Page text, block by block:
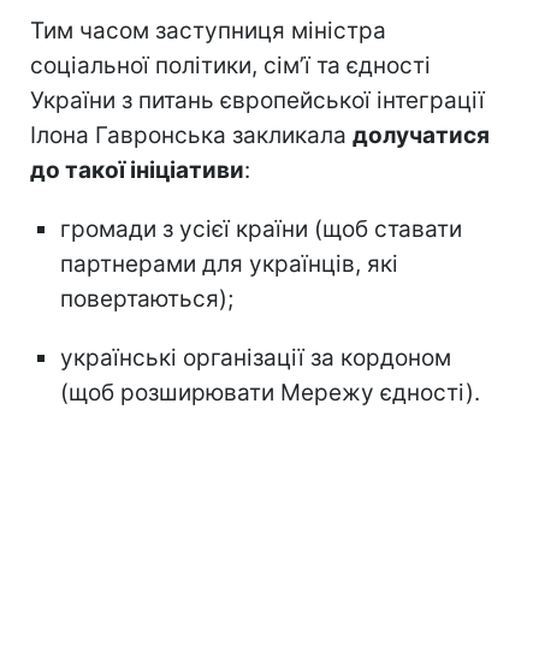
Тим часом заступниця міністра
соціальної політики, сімʼї та єдності
України з питань європейської інтеграції
Ілона Гавронська закликала долучатися
до такої ініціативи:
громади з усієї країни (щоб ставати
партнерами для українців, які
повертаються);
українські організації за кордоном
(щоб розширювати Мережу єдності).